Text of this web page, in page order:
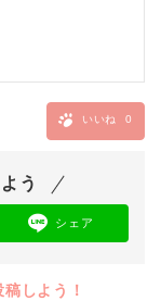
いいね 0
う
シェア
しよう！